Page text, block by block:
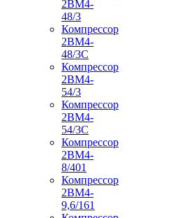
2ВМ4-
48/3
Компрессор
2ВМ4-
48/3С
Компрессор
2ВМ4-
54/3
Компрессор
2ВМ4-
54/3С
Компрессор
2ВМ4-
8/401
Компрессор
2ВМ4-
9,6/161